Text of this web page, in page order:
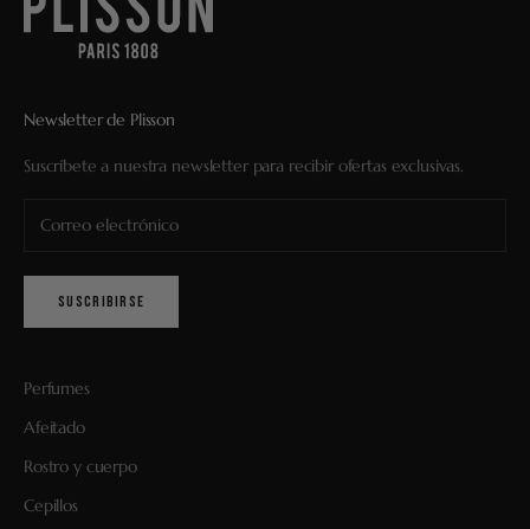
Newsletter de Plisson
Suscríbete a nuestra newsletter para recibir ofertas exclusivas.
SUSCRIBIRSE
Perfumes
Afeitado
Rostro y cuerpo
Cepillos